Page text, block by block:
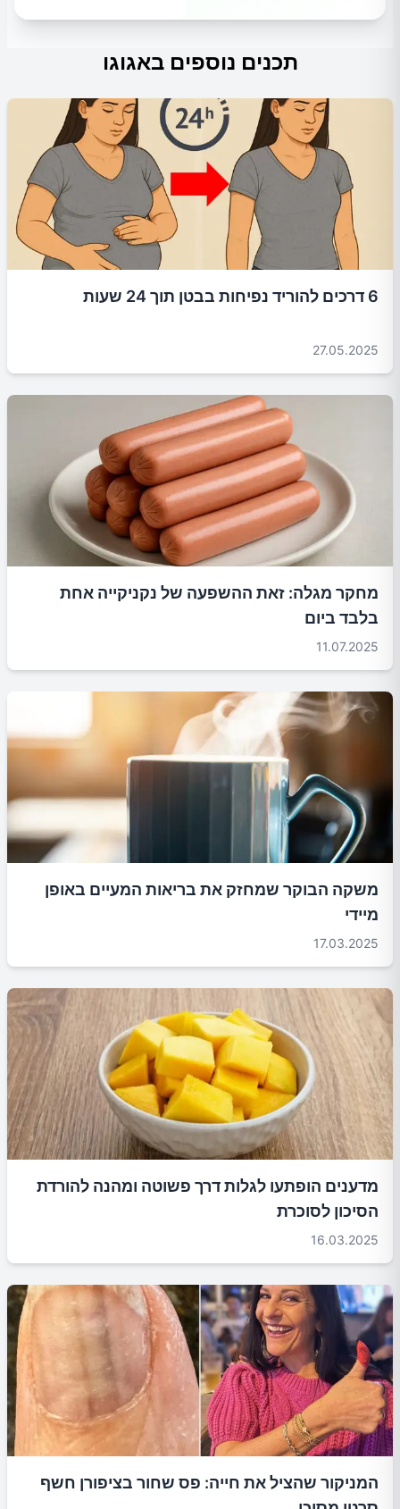
תכנים נוספים באגוגו
6 דרכים להוריד נפיחות בבטן תוך 24 שעות
27.05.2025
מחקר מגלה: זאת ההשפעה של נקניקייה אחת
בלבד ביום
11.07.2025
משקה הבוקר שמחזק את בריאות המעיים באופן
מיידי
17.03.2025
מדענים הופתעו לגלות דרך פשוטה ומהנה להורדת
הסיכון לסוכרת
16.03.2025
המניקור שהציל את חייה: פס שחור בציפורן חשף